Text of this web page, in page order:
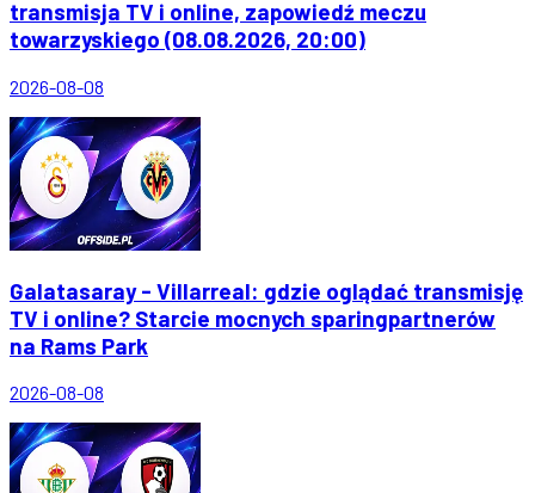
transmisja TV i online, zapowiedź meczu
towarzyskiego (08.08.2026, 20:00)
2026-08-08
Galatasaray - Villarreal: gdzie oglądać transmisję
TV i online? Starcie mocnych sparingpartnerów
na Rams Park
2026-08-08